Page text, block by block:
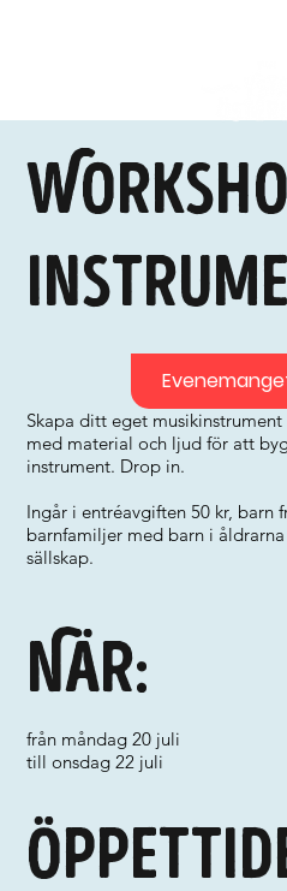
Skapa ditt eget
med material och ljud för att
instrument. Drop in.
Ingår i entréavgiften 50 kr, barn
barnfamiljer med barn i
sällskap.
När:
från måndag 20 juli
till onsdag 22 juli